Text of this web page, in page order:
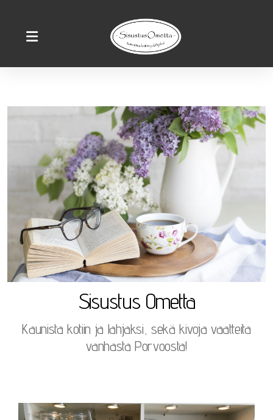
Sisustus Ometta
Kaunista kotiin ja lahjaksi, sekä kivoja vaatteita
vanhasta Porvoosta!